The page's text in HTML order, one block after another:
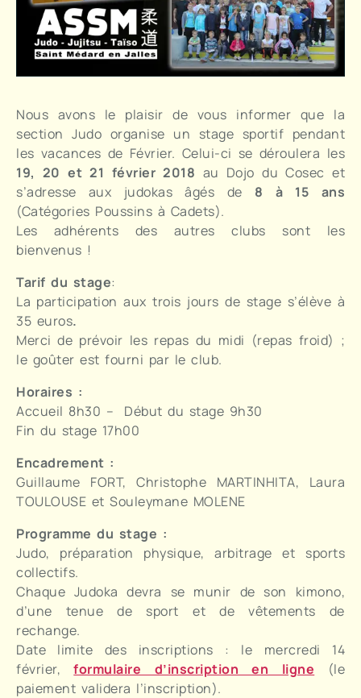
Nous avons le plaisir de vous informer que la
section Judo organise un stage sportif pendant
les vacances de Février. Celui-ci se déroulera les
19, 20 et 21 février 2018 au Dojo du Cosec et
s’adresse aux judokas âgés de 8 à 15 ans
(Catégories Poussins à Cadets).
Les adhérents des autres clubs sont les
bienvenus !
Tarif du stage:
La participation aux trois jours de stage s’élève à
35 euros.
Merci de prévoir les repas du midi (repas froid) ;
le goûter est fourni par le club.
Horaires :
Accueil 8h30 – Début du stage 9h30
Fin du stage 17h00
Encadrement :
Guillaume FORT, Christophe MARTINHITA, Laura
TOULOUSE et Souleymane MOLENE
Programme du stage :
Judo, préparation physique, arbitrage et sports
collectifs.
Chaque Judoka devra se munir de son kimono,
d’une tenue de sport et de vêtements de
rechange.
Date limite des inscriptions : le mercredi 14
février,formulaire d’inscription en ligne (le
paiement validera l’inscription).